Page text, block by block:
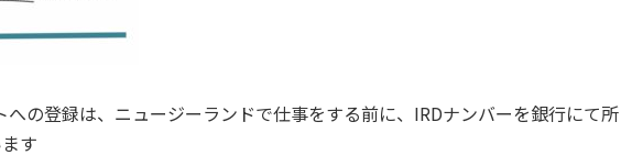
への登録は、ニュージーランドで仕事をする前に、 IRDナンバーを銀行にて所
す